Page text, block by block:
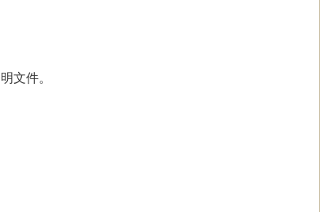
文件。